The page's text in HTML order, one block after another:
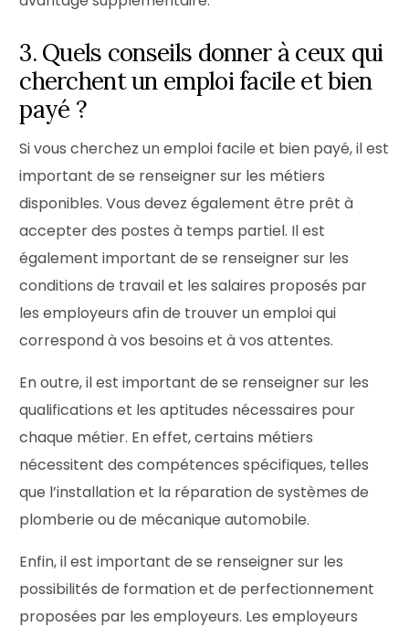
3. Quels conseils donner à ceux qui
cherchent un emploi facile et bien
payé ?
Si vous cherchez un emploi facile et bien payé, il est
important de se renseigner sur les métiers
disponibles. Vous devez également être prêt à
accepter des postes à temps partiel. Il est
également important de se renseigner sur les
conditions de travail et les salaires proposés par
les employeurs afin de trouver un emploi qui
correspond à vos besoins et à vos attentes.
En outre, il est important de se renseigner sur les
qualifications et les aptitudes nécessaires pour
chaque métier. En effet, certains métiers
nécessitent des compétences spécifiques, telles
que l’installation et la réparation de systèmes de
plomberie ou de mécanique automobile.
Enfin, il est important de se renseigner sur les
possibilités de formation et de perfectionnement
proposées par les employeurs. Les employeurs